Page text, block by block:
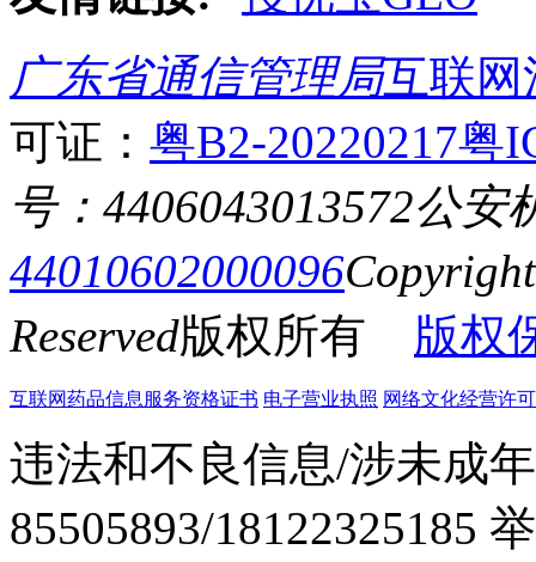
广东省通信管理局互联网
可证： 粤B2-20220217粤
号：4406043013572公安
44010602000096
Reserved版权所有 版权
互联网药品信息服务资格证书 电子营业执照 网络文化经营许
违法和不良信息/涉未成
85505893/18122325185